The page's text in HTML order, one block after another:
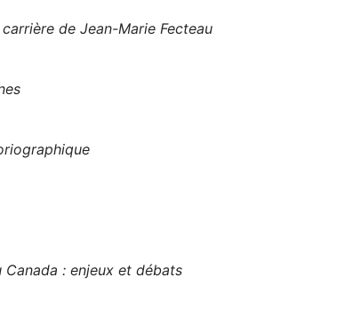
de Jean-Marie Fecteau
Canada : enjeux et débats